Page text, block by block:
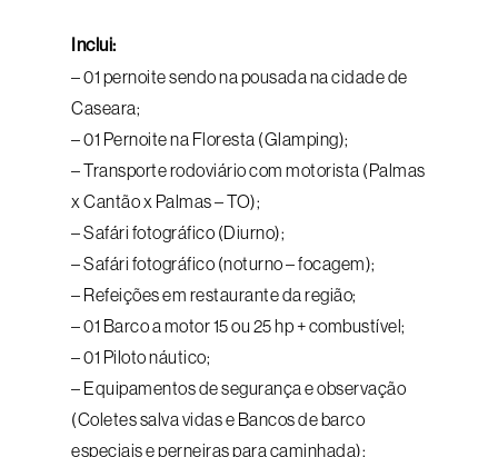
Inclui:
– 01 pernoite sendo na pousada na cidade de
Caseara;
– 01 Pernoite na Floresta (Glamping);
– Transporte rodoviário com motorista (Palmas
x Cantão x Palmas – TO);
– Safári fotográfico (Diurno);
– Safári fotográfico (noturno – focagem);
– Refeições em restaurante da região;
– 01 Barco a motor 15 ou 25 hp + combustível;
– 01 Piloto náutico;
– Equipamentos de segurança e observação
(Coletes salva vidas e Bancos de barco
especiais e perneiras para caminhada);